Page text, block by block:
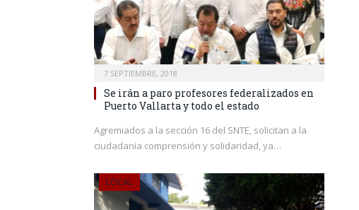
7 SEPTIEMBRE, 2018
Se irán a paro profesores federalizados en
Puerto Vallarta y todo el estado
Agremiados a la sección 16 del SNTE, solicitan a la
ciudadanía comprensión y solidaridad, ya…
LOCAL